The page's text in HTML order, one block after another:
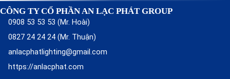
CÔNG TY CỔ PHẦN AN LẠC PHÁT GROUP
0908 53 53 53 (Mr. Hoài)
0827 24 24 24 (Mr. Thuận)
anlacphatlighting@gmail.com
https://anlacphat.com